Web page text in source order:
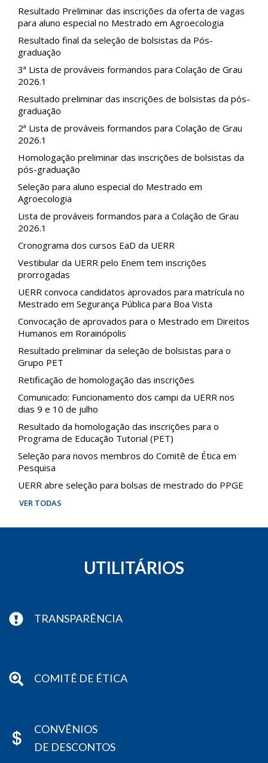
Resultado Preliminar das inscrições da oferta de vagas
para aluno especial no Mestrado em Agroecologia
Resultado final da seleção de bolsistas da Pós-
graduação
3ª Lista de prováveis formandos para Colação de Grau
2026.1
Resultado preliminar das inscrições de bolsistas da pós-
graduação
2ª Lista de prováveis formandos para Colação de Grau
2026.1
Homologação preliminar das inscrições de bolsistas da
pós-graduação
Seleção para aluno especial do Mestrado em
Agroecologia
Lista de prováveis formandos para a Colação de Grau
2026.1
Cronograma dos cursos EaD da UERR
Vestibular da UERR pelo Enem tem inscrições
prorrogadas
UERR convoca candidatos aprovados para matrícula no
Mestrado em Segurança Pública para Boa Vista
Convocação de aprovados para o Mestrado em Direitos
Humanos em Rorainópolis
Resultado preliminar da seleção de bolsistas para o
Grupo PET
Retificação de homologação das inscrições
Comunicado: Funcionamento dos campi da UERR nos
dias 9 e 10 de julho
Resultado da homologação das inscrições para o
Programa de Educação Tutorial (PET)
Seleção para novos membros do Comitê de Ética em
Pesquisa
UERR abre seleção para bolsas de mestrado do PPGE
VER TODAS
UTILITÁRIOS
TRANSPARÊNCIA
COMITÊ DE ÉTICA
CONVÊNIOS
DE DESCONTOS